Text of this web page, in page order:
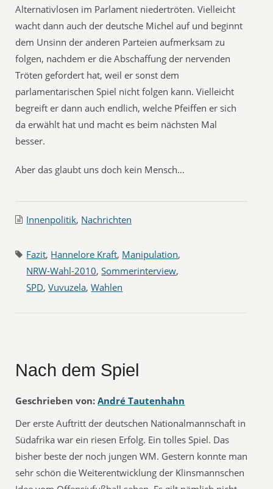
Alternativlosen im Parlament niedertröten. Vielleicht
wacht dann auch der deutsche Michel auf und beginnt
dem Unsinn der anderen Parteien aufmerksam zu
folgen, nachdem er die Abschaffung der nervenden
Tröten gefordert hat, weil er sonst dem
parlamentarischen Spiel nicht folgen kann. Vielleicht
begreift er dann auch endlich, welche Pfeiffen er sich
da erwählt hat und macht es beim nächsten Mal
besser.
Aber das glaubt uns doch kein Mensch…
Innenpolitik, Nachrichten
Fazit, Hannelore Kraft, Manipulation,
NRW-Wahl-2010,Sommerinterview,
SPD,Vuvuzela,Wahlen
Nach dem Spiel
Geschrieben von: André Tautenhahn
Der erste Auftritt der deutschen Nationalmannschaft in
Südafrika war ein riesen Erfolg. Ein tolles Spiel. Das
bisher beste der noch jungen WM. Gestern konnte man
sehr schön die Weiterentwicklung der Klinsmannschen